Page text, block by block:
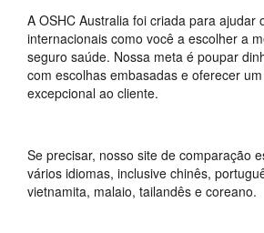
A OSHC Australia foi criada para ajudar
internacionais como você a escolher a
seguro saúde. Nossa meta é poupar
com escolhas embasadas e oferecer
excepcional ao cliente.
Se precisar, nosso site de comparação
vários idiomas, inclusive chinês,
vietnamita, malaio, tailandês e coreano.